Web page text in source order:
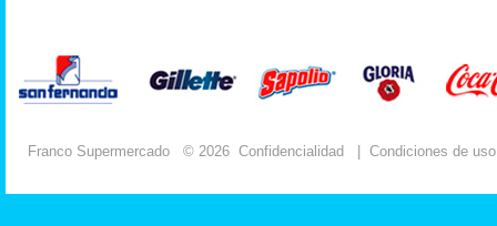
Franco Supermercado © 2026 Confidencialidad Condiciones de uso